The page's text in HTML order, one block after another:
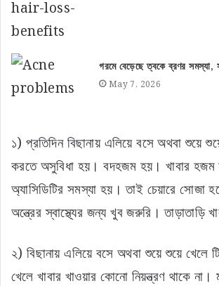
গরমে বেড়েছে ত্বকে ব্রণর সমস্যা,
May 7, 2026
১) প্রতিদিন বিছানায় এলিয়ে বসে অথবা শুয়ে
করতে অসুবিধা হয়। বদহজম হয়। খাবার হজম
অ্যাসিডিটির সমস্যা হয়। তাই চেয়ারে সোজা
অন্ত্রের স্বাস্থ্যের জন্য খুব জরুরি। তাড়াতাড়ি
২) বিছানায় এলিয়ে বসে অথবা শুয়ে শুয়ে খেলে
খেলে খাবার খাওয়ার কোনো নিয়ন্ত্রণ থাকে না।